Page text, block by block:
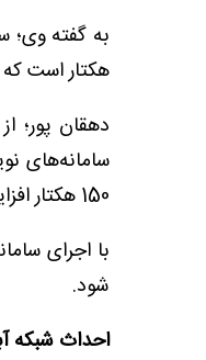
به گفته وی؛
هکتار است
150 هکتار افزایش داشت.
با اجرای
شود.
احداث شبکه